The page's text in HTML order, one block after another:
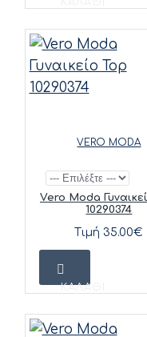
VERO MODA
Vero Moda
10290374
Τιμή 35.00€
ΚΑΛΆΘΙ